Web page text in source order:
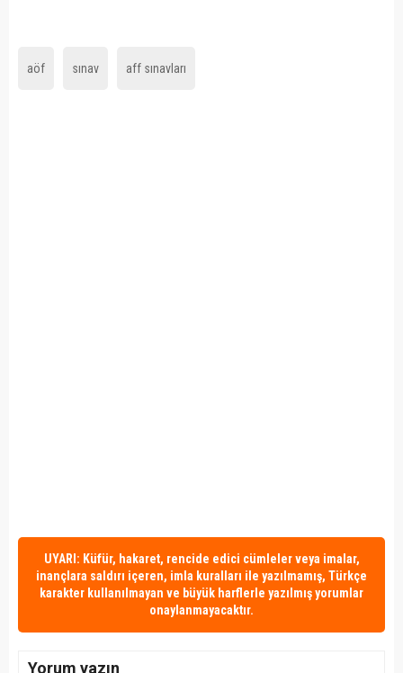
aöf sınav aff sınavları
UYARI: Küfür, hakaret, rencide edici cümleler veya imalar,
inançlara saldırı içeren, imla kuralları ile yazılmamış, Türkçe
karakter kullanılmayan ve büyük harflerle yazılmış yorumlar
onaylanmayacaktır.
Yorum yazın